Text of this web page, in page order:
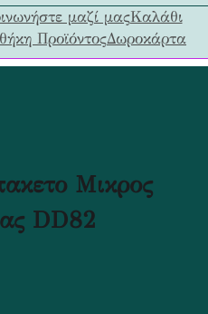
ή
τ
η
μαζί μαςΚαλάθι
ΠροϊόντοςΔωροκάρτα
Μικρος
DD82